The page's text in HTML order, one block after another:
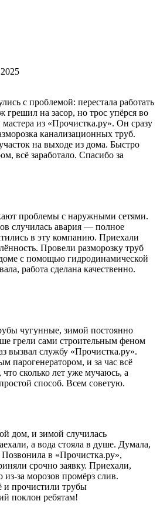
с проблемой: перестала работать
на засор, но трос упёрся во
из «Прочистка.ру». Он сразу
канализационных труб.
на выходе из дома. Быстро
всё заработало. Спасибо за
проблемы с наружными сетями.
случилась авария — полное
в эту компанию. Приехали
Провели разморозку труб
с помощью гидродинамической
работа сделана качественно.
чугунные, зимой постоянно
грели сами строительным феном
вызвал службу «Прочистка.ру».
парогенератором, и за час всё
сколько лет уже мучаюсь, а
способ. Всем советую.
дом, и зимой случилась
а вода стояла в душе. Думала,
Позвонила в «Прочистка.ру»,
срочно заявку. Приехали,
из-за морозов промёрз слив.
и прочистили трубы
поклон ребятам!